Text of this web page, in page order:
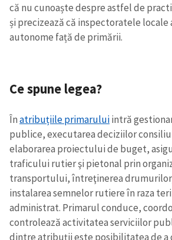
că nu cunoaște despre astfel de
și precizează că inspectoratele
autonome față de primării.
Ce spune legea?
Înatribuțiile primaruluiintră
publice, executarea deciziilor
elaborarea proiectului de buget,
traficului rutier şi pietonal prin
transportului, întreţinerea
instalarea semnelor rutiere în raza
administrat. Primarul conduce,
controlează activitatea serviciilor
dintre atribuții este posibilitatea de a